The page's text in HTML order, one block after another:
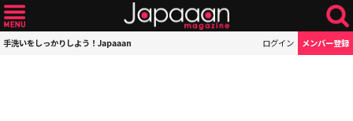
手洗いをしっかりしよう！Japaaan ログイン メンバー登録